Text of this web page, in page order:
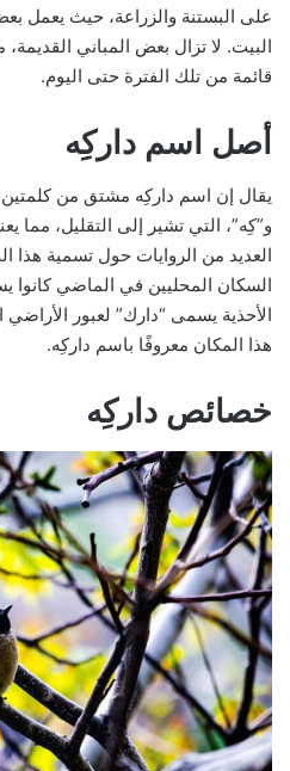
على البستنة والزراعة، حيث يعمل
البيت. لا تزال بعض المباني القديمة،
قائمة من تلك الفترة حتى اليوم.
أصل اسم داركِه
يقال إن اسم داركِه مشتق من
و”كِه”، التي تشير إلى التقليل، مما
العديد من الروايات حول تسمية هذا
السكان المحليين في الماضي كانوا
الأحذية يسمى “دارك” لعبور
هذا المكان معروفًا باسم داركِه.
خصائص داركِه